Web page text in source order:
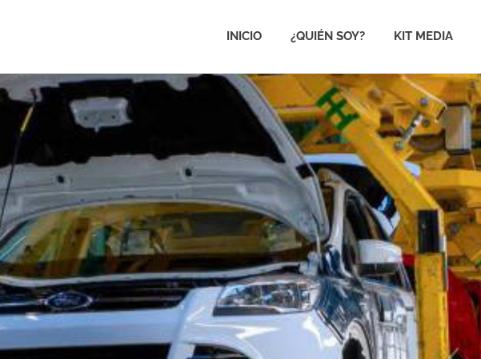
INICIO ¿QUIÉN SOY? KIT MEDIA